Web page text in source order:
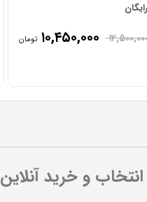
۱۰,۴۵۰,۰۰۰ تومان
انتخاب و خرید آنلاین